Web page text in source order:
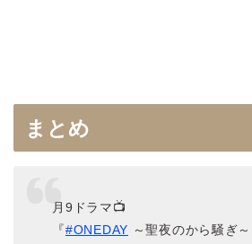
まとめ
月9ドラマ📺
『#ONEDAY ～聖夜のから騒ぎ～